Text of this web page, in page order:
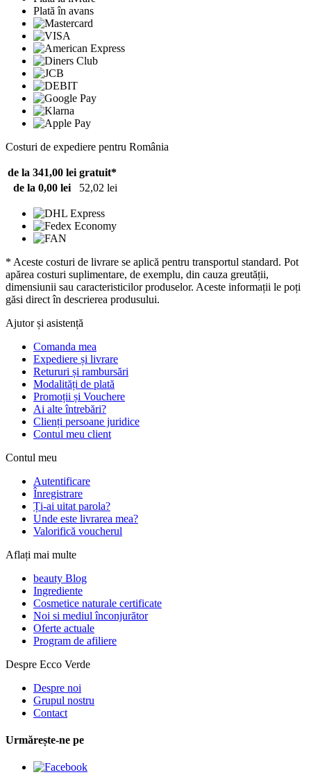
Plată în avans
Costuri de expediere pentru România
de la 341,00 lei gratuit*
de la 0,00 lei
52,02 lei
* Aceste costuri de livrare se aplică pentru transportul standard. Pot
apărea costuri suplimentare, de exemplu, din cauza greutății,
dimensiunii sau caracteristicilor produselor. Aceste informații le poți
găsi direct în descrierea produsului.
Ajutor și asistență
Comanda mea
Expediere și livrare
Retururi și rambursări
Modalități de plată
Promoții și Vouchere
Ai alte întrebări?
Clienți persoane juridice
Contul meu client
Contul meu
Autentificare
Înregistrare
Ți-ai uitat parola?
Unde este livrarea mea?
Valorifică voucherul
Aflați mai multe
beauty Blog
Ingrediente
Cosmetice naturale certificate
Noi si mediul înconjurător
Oferte actuale
Program de afiliere
Despre Ecco Verde
Despre noi
Grupul nostru
Contact
Urmărește-ne pe